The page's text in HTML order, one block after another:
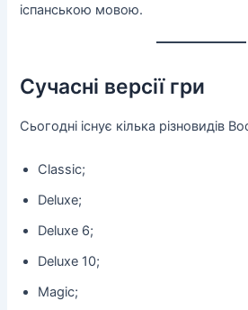
іспанською мовою.
Сучасні версії гри
Сьогодні існує кілька різновидів
Classic;
Deluxe;
Deluxe 6;
Deluxe 10;
Magic;